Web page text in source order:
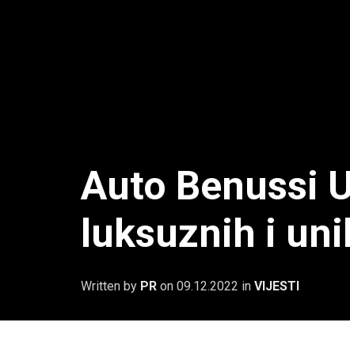
Auto Benussi
luksuznih i
Written by PR on 09.12.2022 in VIJESTI